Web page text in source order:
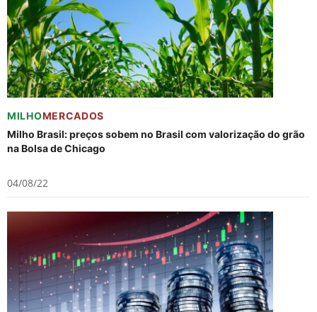
MILHOMERCADOS
Milho Brasil: preços sobem no Brasil com valorização do grão
na Bolsa de Chicago
04/08/22